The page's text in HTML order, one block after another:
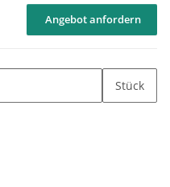
Angebot anfordern
Stück